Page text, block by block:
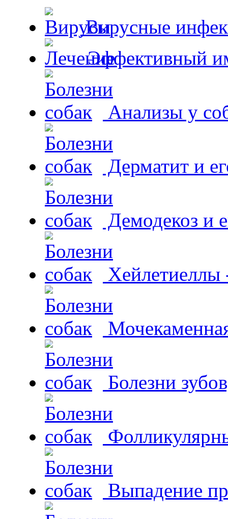
Вирусные
Эффективный
Анализы у
Дерматит и
Демодекоз и
Болезни
Выпадение